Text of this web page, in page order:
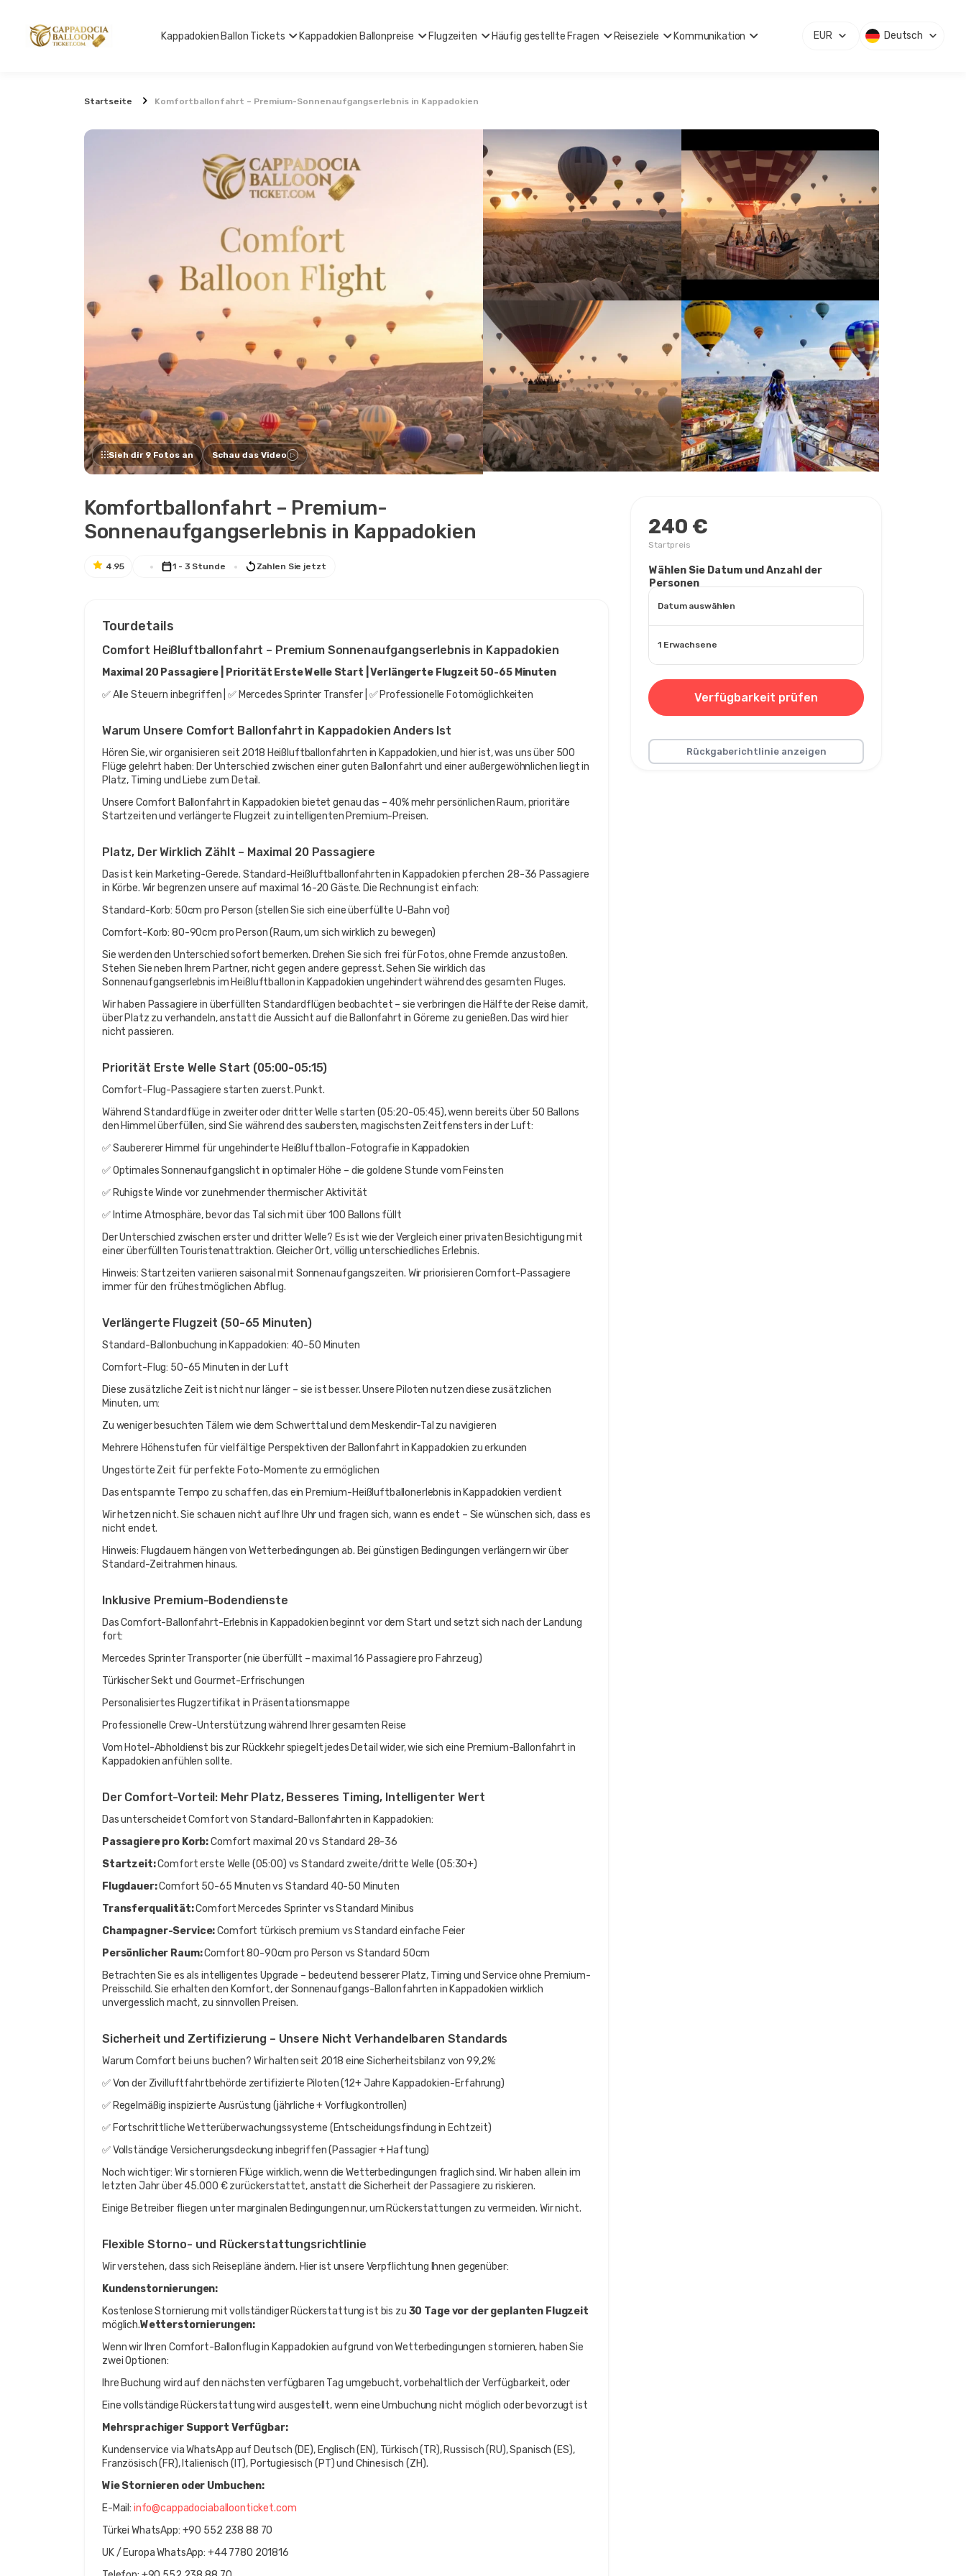
Kappadokien Ballon Tickets Kappadokien Ballonpreise Flugzeiten Häufig gestellte Fragen Reiseziele Kommunikation EUR Deutsch
Startseite Komfortballonfahrt – Premium-Sonnenaufgangserlebnis in Kappadokien
Sieh dir 9 Fotos an Schau das Video
Komfortballonfahrt – Premium-
Sonnenaufgangserlebnis in Kappadokien
4.95 1 - 3 Stunde Zahlen Sie jetzt
Tourdetails
Comfort Heißluftballonfahrt – Premium Sonnenaufgangserlebnis in Kappadokien
Maximal 20 Passagiere | Priorität Erste Welle Start | Verlängerte Flugzeit 50-65 Minuten
✅ Alle Steuern inbegriffen | ✅ Mercedes Sprinter Transfer | ✅ Professionelle Fotomöglichkeiten
Warum Unsere Comfort Ballonfahrt in Kappadokien Anders Ist
Hören Sie, wir organisieren seit 2018 Heißluftballonfahrten in Kappadokien, und hier ist, was uns über 500
Flüge gelehrt haben: Der Unterschied zwischen einer guten Ballonfahrt und einer außergewöhnlichen liegt in
Platz, Timing und Liebe zum Detail.
Unsere Comfort Ballonfahrt in Kappadokien bietet genau das – 40% mehr persönlichen Raum, prioritäre
Startzeiten und verlängerte Flugzeit zu intelligenten Premium-Preisen.
Platz, Der Wirklich Zählt – Maximal 20 Passagiere
Das ist kein Marketing-Gerede. Standard-Heißluftballonfahrten in Kappadokien pferchen 28-36 Passagiere
in Körbe. Wir begrenzen unsere auf maximal 16-20 Gäste. Die Rechnung ist einfach:
Standard-Korb: 50cm pro Person (stellen Sie sich eine überfüllte U-Bahn vor)
Comfort-Korb: 80-90cm pro Person (Raum, um sich wirklich zu bewegen)
Sie werden den Unterschied sofort bemerken. Drehen Sie sich frei für Fotos, ohne Fremde anzustoßen.
Stehen Sie neben Ihrem Partner, nicht gegen andere gepresst. Sehen Sie wirklich das
Sonnenaufgangserlebnis im Heißluftballon in Kappadokien ungehindert während des gesamten Fluges.
Wir haben Passagiere in überfüllten Standardflügen beobachtet – sie verbringen die Hälfte der Reise damit,
über Platz zu verhandeln, anstatt die Aussicht auf die Ballonfahrt in Göreme zu genießen. Das wird hier
nicht passieren.
Priorität Erste Welle Start (05:00-05:15)
Comfort-Flug-Passagiere starten zuerst. Punkt.
Während Standardflüge in zweiter oder dritter Welle starten (05:20-05:45), wenn bereits über 50 Ballons
den Himmel überfüllen, sind Sie während des saubersten, magischsten Zeitfensters in der Luft:
✅ Saubererer Himmel für ungehinderte Heißluftballon-Fotografie in Kappadokien
✅ Optimales Sonnenaufgangslicht in optimaler Höhe – die goldene Stunde vom Feinsten
✅ Ruhigste Winde vor zunehmender thermischer Aktivität
✅ Intime Atmosphäre, bevor das Tal sich mit über 100 Ballons füllt
Der Unterschied zwischen erster und dritter Welle? Es ist wie der Vergleich einer privaten Besichtigung mit
einer überfüllten Touristenattraktion. Gleicher Ort, völlig unterschiedliches Erlebnis.
Hinweis: Startzeiten variieren saisonal mit Sonnenaufgangszeiten. Wir priorisieren Comfort-Passagiere
immer für den frühestmöglichen Abflug.
Verlängerte Flugzeit (50-65 Minuten)
Standard-Ballonbuchung in Kappadokien: 40-50 Minuten
Comfort-Flug: 50-65 Minuten in der Luft
Diese zusätzliche Zeit ist nicht nur länger – sie ist besser. Unsere Piloten nutzen diese zusätzlichen
Minuten, um:
Zu weniger besuchten Tälern wie dem Schwerttal und dem Meskendir-Tal zu navigieren
Mehrere Höhenstufen für vielfältige Perspektiven der Ballonfahrt in Kappadokien zu erkunden
Ungestörte Zeit für perfekte Foto-Momente zu ermöglichen
Das entspannte Tempo zu schaffen, das ein Premium-Heißluftballonerlebnis in Kappadokien verdient
Wir hetzen nicht. Sie schauen nicht auf Ihre Uhr und fragen sich, wann es endet – Sie wünschen sich, dass es
nicht endet.
Hinweis: Flugdauern hängen von Wetterbedingungen ab. Bei günstigen Bedingungen verlängern wir über
Standard-Zeitrahmen hinaus.
Inklusive Premium-Bodendienste
Das Comfort-Ballonfahrt-Erlebnis in Kappadokien beginnt vor dem Start und setzt sich nach der Landung
fort:
Mercedes Sprinter Transporter (nie überfüllt – maximal 16 Passagiere pro Fahrzeug)
Türkischer Sekt und Gourmet-Erfrischungen
Personalisiertes Flugzertifikat in Präsentationsmappe
Professionelle Crew-Unterstützung während Ihrer gesamten Reise
Vom Hotel-Abholdienst bis zur Rückkehr spiegelt jedes Detail wider, wie sich eine Premium-Ballonfahrt in
Kappadokien anfühlen sollte.
Der Comfort-Vorteil: Mehr Platz, Besseres Timing, Intelligenter Wert
Das unterscheidet Comfort von Standard-Ballonfahrten in Kappadokien:
Passagiere pro Korb: Comfort maximal 20 vs Standard 28-36
Startzeit: Comfort erste Welle (05:00) vs Standard zweite/dritte Welle (05:30+)
Flugdauer: Comfort 50-65 Minuten vs Standard 40-50 Minuten
Transferqualität: Comfort Mercedes Sprinter vs Standard Minibus
Champagner-Service: Comfort türkisch premium vs Standard einfache Feier
Persönlicher Raum: Comfort 80-90cm pro Person vs Standard 50cm
Betrachten Sie es als intelligentes Upgrade – bedeutend besserer Platz, Timing und Service ohne Premium-
Preisschild. Sie erhalten den Komfort, der Sonnenaufgangs-Ballonfahrten in Kappadokien wirklich
unvergesslich macht, zu sinnvollen Preisen.
Sicherheit und Zertifizierung – Unsere Nicht Verhandelbaren Standards
Warum Comfort bei uns buchen? Wir halten seit 2018 eine Sicherheitsbilanz von 99,2%:
✅ Von der Zivilluftfahrtbehörde zertifizierte Piloten (12+ Jahre Kappadokien-Erfahrung)
✅ Regelmäßig inspizierte Ausrüstung (jährliche + Vorflugkontrollen)
✅ Fortschrittliche Wetterüberwachungssysteme (Entscheidungsfindung in Echtzeit)
✅ Vollständige Versicherungsdeckung inbegriffen (Passagier + Haftung)
Noch wichtiger: Wir stornieren Flüge wirklich, wenn die Wetterbedingungen fraglich sind. Wir haben allein im
letzten Jahr über 45.000 € zurückerstattet, anstatt die Sicherheit der Passagiere zu riskieren.
Einige Betreiber fliegen unter marginalen Bedingungen nur, um Rückerstattungen zu vermeiden. Wir nicht.
Flexible Storno- und Rückerstattungsrichtlinie
Wir verstehen, dass sich Reisepläne ändern. Hier ist unsere Verpflichtung Ihnen gegenüber:
Kundenstornierungen:
Kostenlose Stornierung mit vollständiger Rückerstattung ist bis zu 30 Tage vor der geplanten Flugzeit
möglich.Wetterstornierungen:
Wenn wir Ihren Comfort-Ballonflug in Kappadokien aufgrund von Wetterbedingungen stornieren, haben Sie
zwei Optionen:
Ihre Buchung wird auf den nächsten verfügbaren Tag umgebucht, vorbehaltlich der Verfügbarkeit, oder
Eine vollständige Rückerstattung wird ausgestellt, wenn eine Umbuchung nicht möglich oder bevorzugt ist
Mehrsprachiger Support Verfügbar:
Kundenservice via WhatsApp auf Deutsch (DE), Englisch (EN), Türkisch (TR), Russisch (RU), Spanisch (ES),
Französisch (FR), Italienisch (IT), Portugiesisch (PT) und Chinesisch (ZH).
Wie Stornieren oder Umbuchen:
E-Mail: info@cappadociaballoonticket.com
Türkei WhatsApp: +90 552 238 88 70
UK / Europa WhatsApp: +44 7780 201816
240 €
Startpreis
Wählen Sie Datum und Anzahl der
Personen
Datum auswählen
1 Erwachsene
Verfügbarkeit prüfen
Rückgaberichtlinie anzeigen